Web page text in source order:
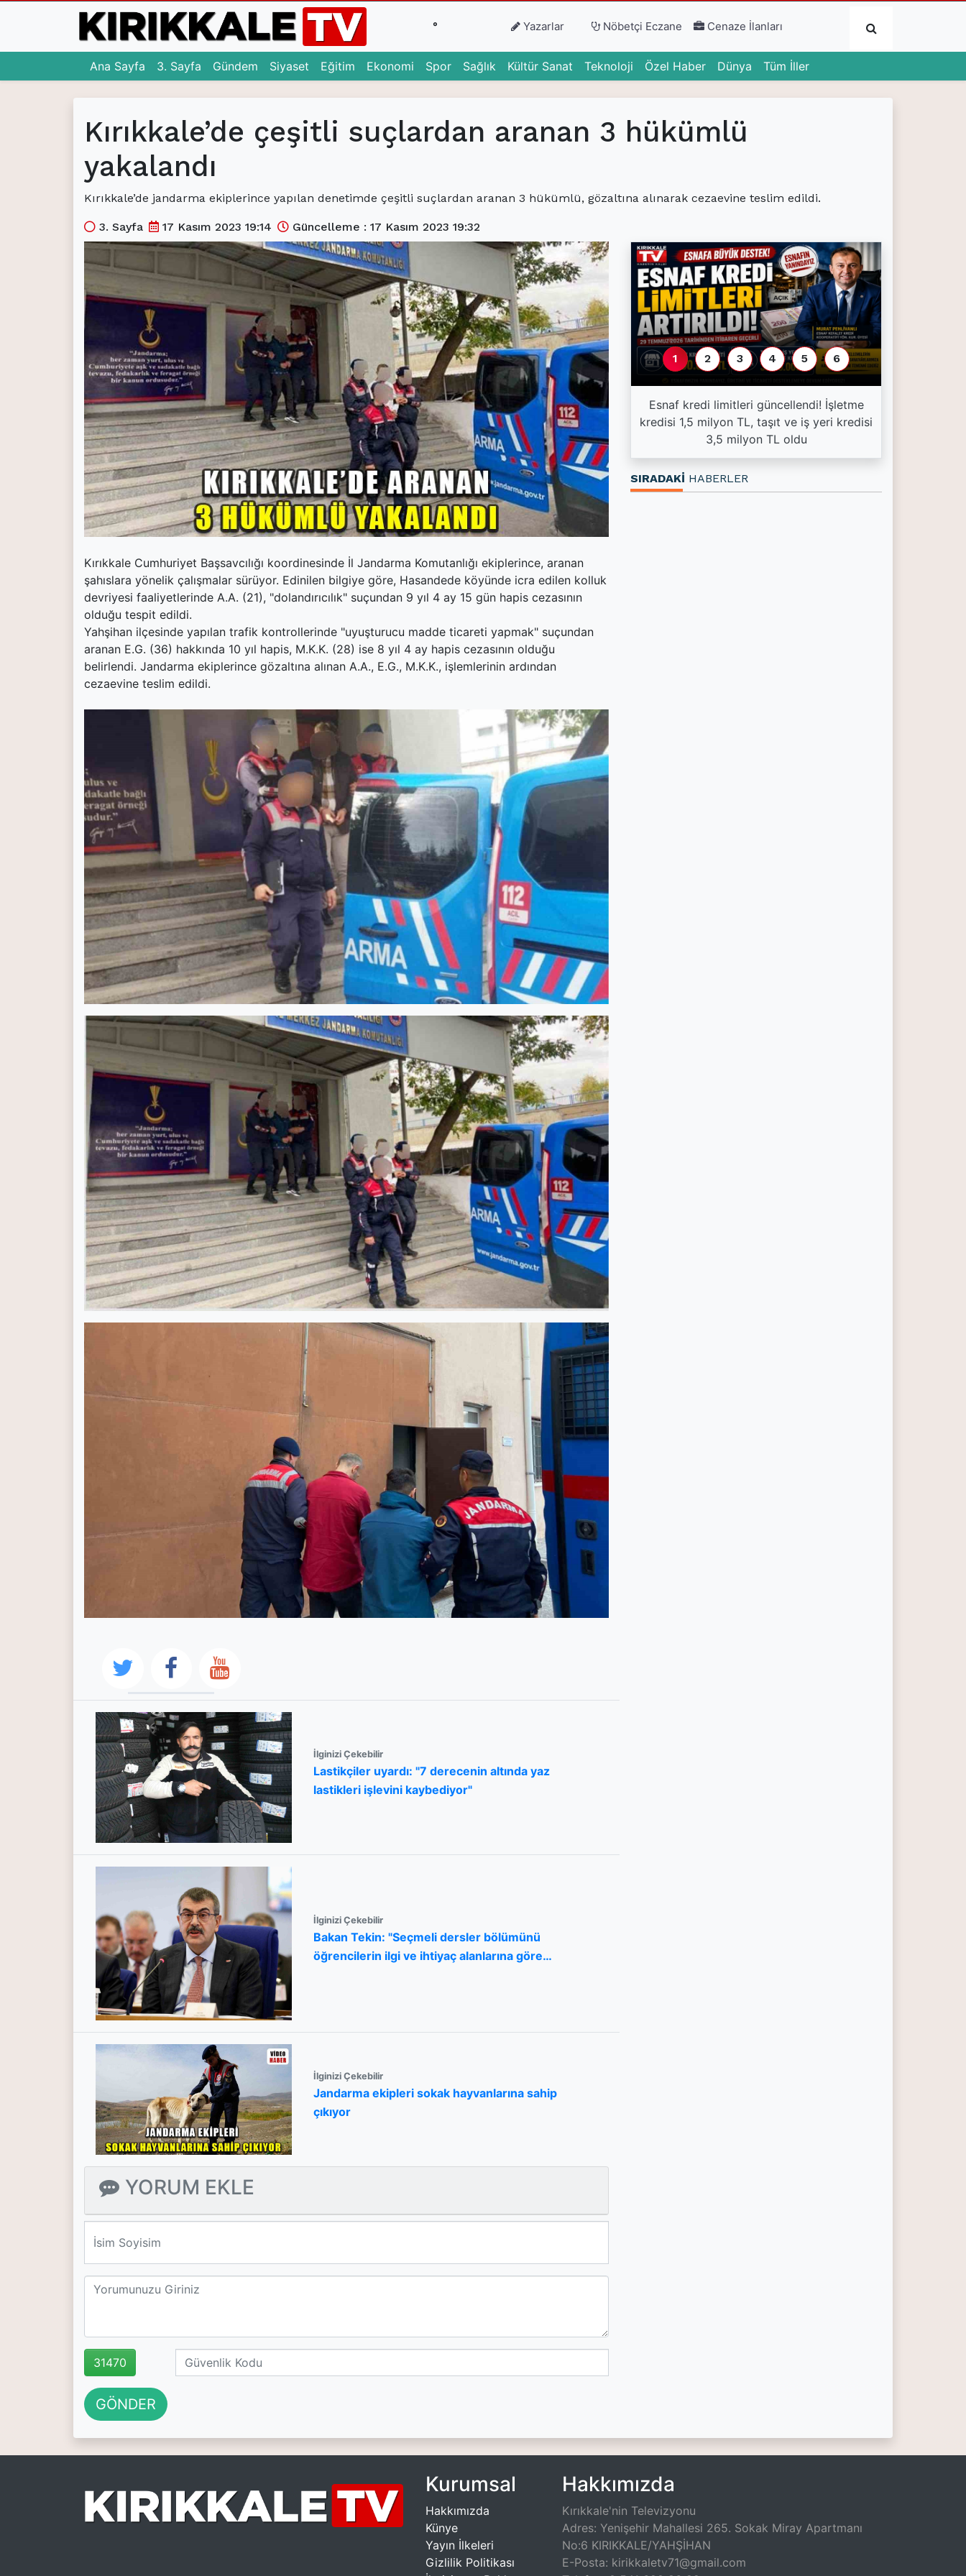
Submit
Ana Sayfa
(current)
(current)
(current)
(current)
Kültür Sanat
(current)
(current)
(current)
(current)
(current)
° Yazarlar Nöbetçi Eczane Cenaze İlanları
Ana Sayfa 3. Sayfa (current)
Gündem (current)
Siyaset (current)
Eğitim (current)
Ekonomi (current)
Spor(current)
Sağlık (current)
Kültür Sanat (current)
Teknoloji (current)
Özel Haber(current)
Dünya (current)
Tüm İller
Kırıkkale’de çeşitli suçlardan aranan 3 hükümlü
yakalandı
Kırıkkale’de jandarma ekiplerince yapılan denetimde çeşitli suçlardan aranan 3 hükümlü, gözaltına alınarak cezaevine teslim edildi.
3. Sayfa 17 Kasım 2023 19:14 Güncelleme : 17 Kasım 2023 19:32
Kırıkkale Cumhuriyet Başsavcılığı koordinesinde İl Jandarma Komutanlığı ekiplerince, aranan
şahıslara yönelik çalışmalar sürüyor. Edinilen bilgiye göre, Hasandede köyünde icra edilen kolluk
devriyesi faaliyetlerinde A.A. (21), "dolandırıcılık" suçundan 9 yıl 4 ay 15 gün hapis cezasının
olduğu tespit edildi.
Yahşihan ilçesinde yapılan trafik kontrollerinde "uyuşturucu madde ticareti yapmak" suçundan
aranan E.G. (36) hakkında 10 yıl hapis, M.K.K. (28) ise 8 yıl 4 ay hapis cezasının olduğu
belirlendi. Jandarma ekiplerince gözaltına alınan A.A., E.G., M.K.K., işlemlerinin ardından
cezaevine teslim edildi.
İlginizi Çekebilir
Lastikçiler uyardı: "7 derecenin altında yaz
lastikleri işlevini kaybediyor"
İlginizi Çekebilir
Bakan Tekin: "Seçmeli dersler bölümünü
öğrencilerin ilgi ve ihtiyaç alanlarına göre
İlginizi Çekebilir
Jandarma ekipleri sokak hayvanlarına sahip
çıkıyor
YORUM EKLE
31470
GÖNDER
ORZAX halka arz oluyor
Milletvekili Kaplan: “Yatırımlarla
Kırıkkale’nin geleceğine yön veriyoruz”
Esnaf kredi limitleri güncellendi! İşletme
kredisi 1,5 milyon TL, taşıt ve iş yeri kredisi
3,5 milyon TL oldu
1 2 3 4 5 6
SIRADAKİ HABERLER
Kurumsal
Hakkımızda
Künye
Yayın İlkeleri
Gizlilik Politikası
Hakkımızda
Kırıkkale'nin Televizyonu
Adres: Yenişehir Mahallesi 265. Sokak Miray Apartmanı
No:6 KIRIKKALE/YAHŞİHAN
E-Posta: kirikkaletv71@gmail.com